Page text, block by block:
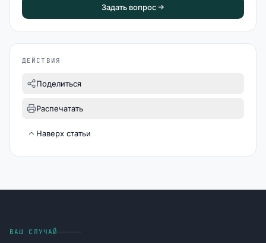
Задать вопрос
ДЕЙСТВИЯ
Поделиться
Распечатать
Наверх статьи
ВАШ СЛУЧАЙ